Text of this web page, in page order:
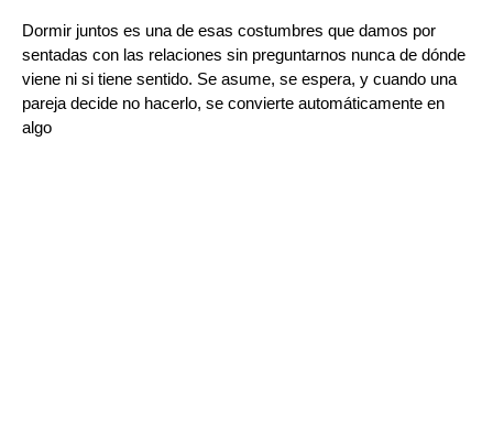
Dormir juntos es una de esas costumbres que damos por
sentadas con las relaciones sin preguntarnos nunca de dónde
viene ni si tiene sentido. Se asume, se espera, y cuando una
pareja decide no hacerlo, se convierte automáticamente en
algo